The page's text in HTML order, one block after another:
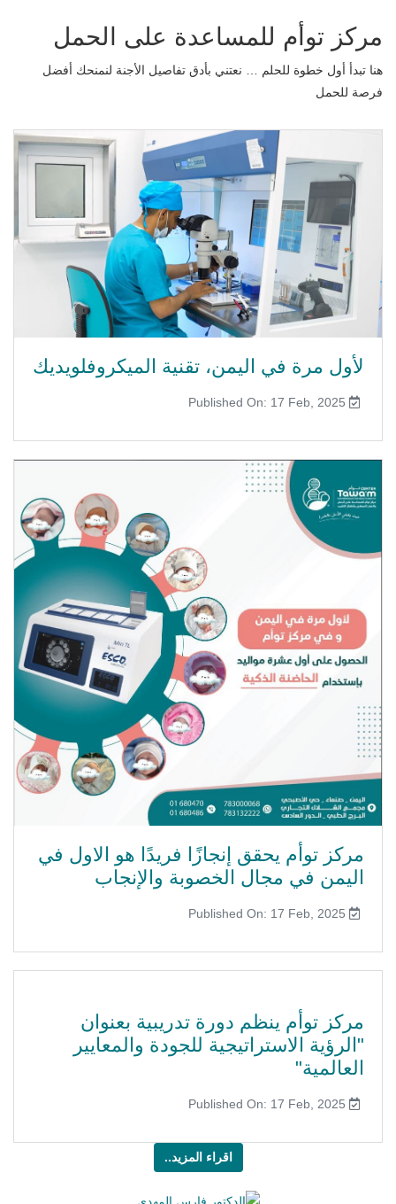
مركز توأم للمساعدة على الحمل
هنا تبدأ أول خطوة للحلم … نعتني بأدق تفاصيل الأجنة لنمنحك أفضل
فرصة للحمل
لأول مرة في اليمن، تقنية الميكروفلويديك
مركز توأم يحقق إنجازًا فريدًا هو الاول في
اليمن في مجال الخصوبة والإنجاب
مركز توأم ينظم دورة تدريبية بعنوان
"الرؤية الاستراتيجية للجودة والمعايير
العالمية"
اقراء المزيد..